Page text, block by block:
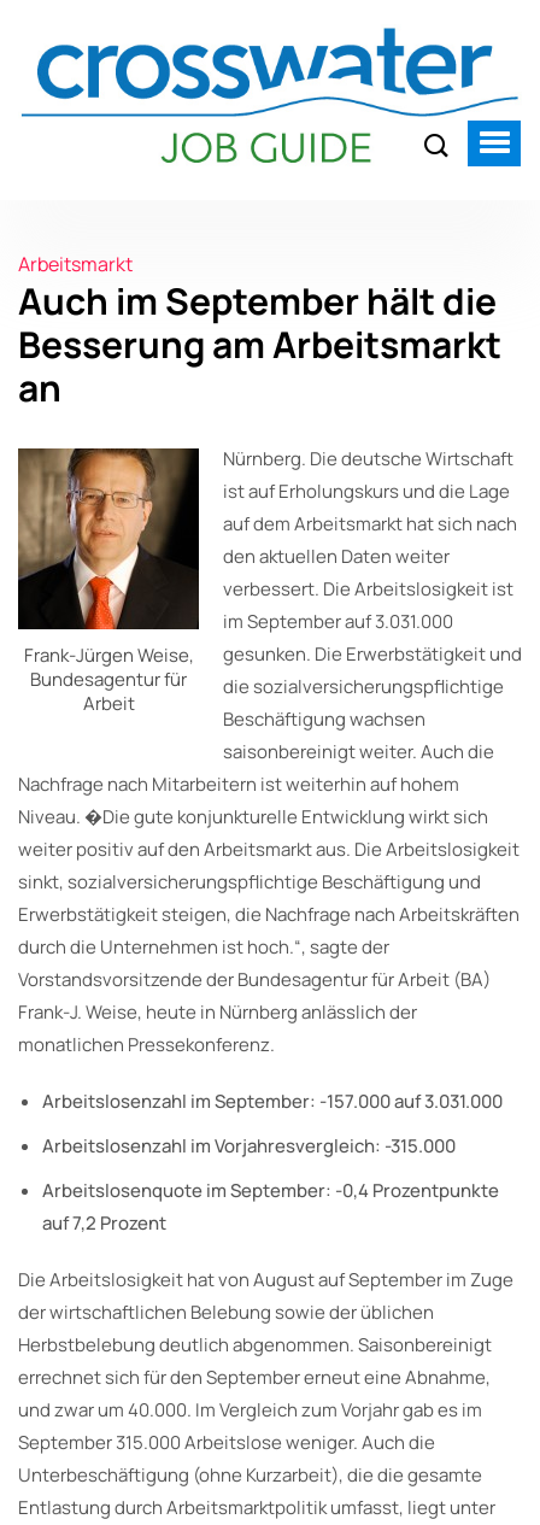
Arbeitsmarkt
Auch im September hält die
Besserung am Arbeitsmarkt
an
Frank-Jürgen Weise,
Bundesagentur für
Arbeit
Nürnberg. Die deutsche Wirtschaft
ist auf Erholungskurs und die Lage
auf dem Arbeitsmarkt hat sich nach
den aktuellen Daten weiter
verbessert. Die Arbeitslosigkeit ist
im September auf 3.031.000
gesunken. Die Erwerbstätigkeit und
die sozialversicherungspflichtige
Beschäftigung wachsen
saisonbereinigt weiter. Auch die
Nachfrage nach Mitarbeitern ist weiterhin auf hohem
Niveau. �Die gute konjunkturelle Entwicklung wirkt sich
weiter positiv auf den Arbeitsmarkt aus. Die Arbeitslosigkeit
sinkt, sozialversicherungspflichtige Beschäftigung und
Erwerbstätigkeit steigen, die Nachfrage nach Arbeitskräften
durch die Unternehmen ist hoch.“, sagte der
Vorstandsvorsitzende der Bundesagentur für Arbeit (BA)
Frank-J. Weise, heute in Nürnberg anlässlich der
monatlichen Pressekonferenz.
Arbeitslosenzahl im September: -157.000 auf 3.031.000
Arbeitslosenzahl im Vorjahresvergleich: -315.000
Arbeitslosenquote im September: -0,4 Prozentpunkte
auf 7,2 Prozent
Die Arbeitslosigkeit hat von August auf September im Zuge
der wirtschaftlichen Belebung sowie der üblichen
Herbstbelebung deutlich abgenommen. Saisonbereinigt
errechnet sich für den September erneut eine Abnahme,
und zwar um 40.000. Im Vergleich zum Vorjahr gab es im
September 315.000 Arbeitslose weniger. Auch die
Unterbeschäftigung (ohne Kurzarbeit), die die gesamte
Entlastung durch Arbeitsmarktpolitik umfasst, liegt unter